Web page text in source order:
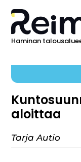
Haminan
aloittaa
Tarja Autio